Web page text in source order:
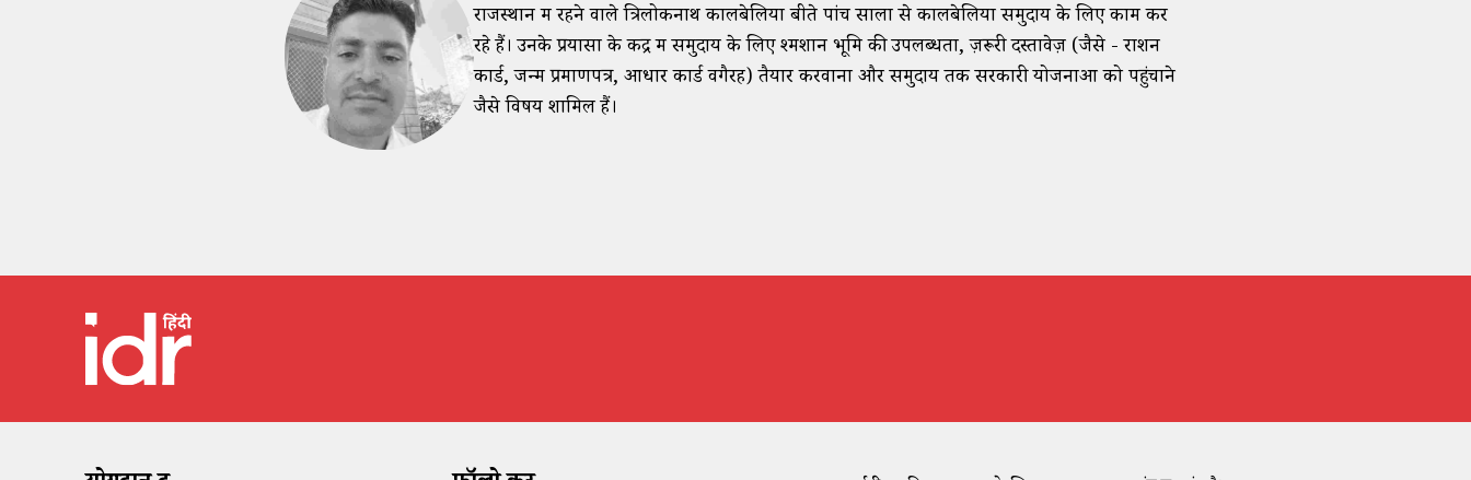
राजस्थान में रहने वाले त्रिलोकनाथ कालबेलिया बीते पांच सालों से कालबेलिया समुदाय के लिए काम कर
रहे हैं। उनके प्रयासों के केंद्र में समुदाय के लिए श्मशान भूमि की उपलब्धता, ज़रूरी दस्तावेज़ (जैसे - राशन
कार्ड, जन्म प्रमाणपत्र, आधार कार्ड वगैरह) तैयार करवाना और समुदाय तक सरकारी योजनाओं को पहुंचाने
जैसे विषय शामिल हैं।